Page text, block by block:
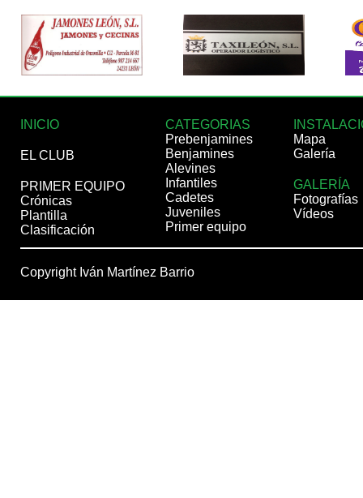
INICIO
EL CLUB
PRIMER EQUIPO
Crónicas
Plantilla
Clasificación
CATEGORIAS
Prebenjamines
Benjamines
Alevines
Infantiles
Cadetes
Juveniles
Primer equipo
Mapa
Galería
GALERÍA
Fotografías
Vídeos
Copyright Iván Martínez Barrio